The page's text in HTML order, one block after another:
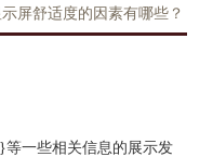
屏舒适度的因素有哪些？
一些相关信息的展示发